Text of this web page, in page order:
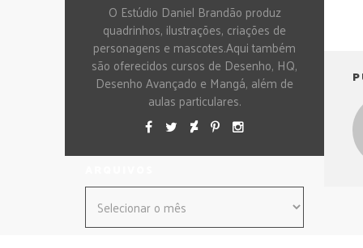
O Estúdio Daniel Brandão produz
quadrinhos, ilustrações, criações de
personagens e mascotes.Aqui também
são oferecidos cursos de Desenho, HQ,
Desenho Avançado e Mangá, além de
aulas particulares.